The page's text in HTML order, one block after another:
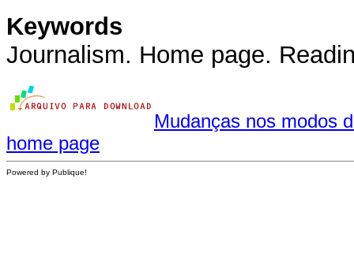
Keywords
Journalism. Home page.
Mudanças nos modos
home page
Powered by Publique!